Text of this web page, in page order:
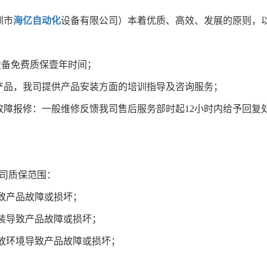
海亿自动化设备有限公司）本着优质、高效、发展的原则，
免费质保壹年时间；
品，我司提供产品安装方面的培训指导及咨询服务；
障报修：一般维修反馈我司售后服务部时起12小时内给予回
质保范围：
产品故障或损坏；
导致产品故障或损坏；
环境导致产品故障或损坏；